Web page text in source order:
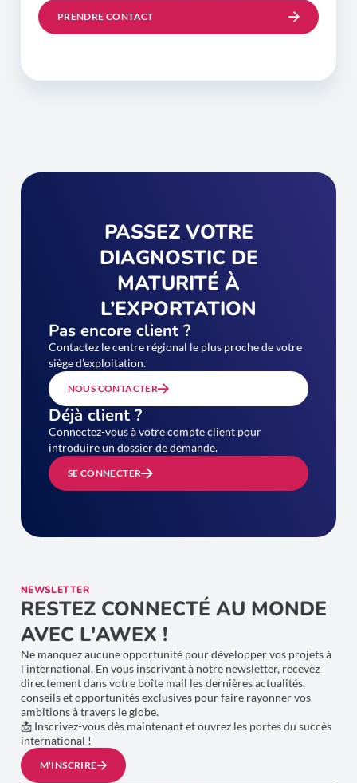
PRENDRE CONTACT
PASSEZ VOTRE
DIAGNOSTIC DE
MATURITÉ À
L’EXPORTATION
Pas encore client ?
Contactez le centre régional le plus proche de votre
siège d’exploitation.
NOUS CONTACTER
Déjà client ?
Connectez-vous à votre compte client pour
introduire un dossier de demande.
SE CONNECTER
NEWSLETTER
RESTEZ CONNECTÉ AU MONDE
AVEC L'AWEX !
Ne manquez aucune opportunité pour développer vos projets à
l’international. En vous inscrivant à notre newsletter, recevez
directement dans votre boîte mail les dernières actualités,
conseils et opportunités exclusives pour faire rayonner vos
ambitions à travers le globe.
📩 Inscrivez-vous dès maintenant et ouvrez les portes du succès
international !
M'INSCRIRE